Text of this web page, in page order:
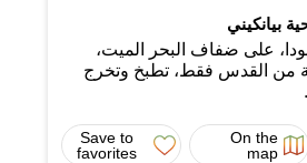
بيانكيني
على ضفاف البحر الميت،
25 دقيقة من القدس فقط، تطبخ وتخرج
On the
map
Save to
favorites